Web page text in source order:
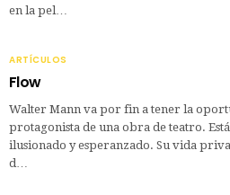
en la pel…
ARTÍCULOS
Flow
Walter Mann va por fin a tener la
protagonista de una obra de teatro.
ilusionado y esperanzado. Su vida
d…